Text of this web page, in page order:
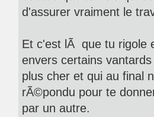
d'assurer vraiment le
Et c'est lÃ que tu rigole
envers certains
plus cher et qui au final
rÃ©pondu pour te
par un autre.